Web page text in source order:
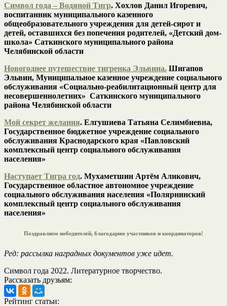
Символ года – Водяной Тигр. Хохлов Данил Игоревич,
воспитанник муниципального казенного
общеобразовательного учреждения для детей-сирот и
детей, оставшихся без попечения родителей, «Детский дом-
школа» Саткинского муниципального района
Челябинской области
Новогоднее путешествие тигренка Эльвина. Шигапов
Эльвин, Муниципальное казенное учреждение социального
обслуживания «Социально-реабилитационный центр для
несовершеннолетних» Саткинского муниципального
района Челябинской области
Мой секрет желания. Елгушиева Татьяна Селимбиевна,
Государственное бюджетное учреждение социального
обслуживания Краснодарского края «Павловский
комплексный центр социального обслуживания
населения»
Наступает Тигра год. Мухаметшин Артём Аликович,
Государственное областное автономное учреждение
социального обслуживания населения «Полярнинский
комплексный центр социального обслуживания
населения»
Поздравляем победителей, благодарим участников и координаторов!
Ред: рассылка наградных документов уже идет.
Символ года 2022. Литературное творчество.
Рассказать друзьям:
Рейтинг статьи: